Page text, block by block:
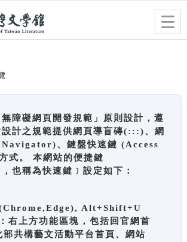
障礙網頁開發規範」原則設計，遵
設計之規範提供網頁導盲磚(:::)、網
、鍵盤快速鍵 (Access
式。 本網站的便捷鍵
也稱為快速鍵﹞設定如下：
Alt+Shift+U
上方功能區塊，包括回官網首
部共構藝文活動平台首頁、網站